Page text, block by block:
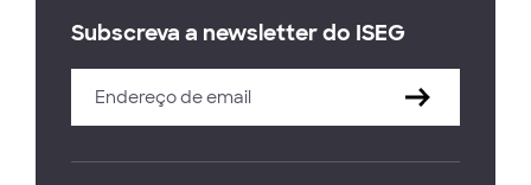
Subscreva a newsletter do ISEG